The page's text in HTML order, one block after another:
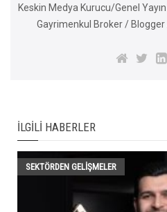
Keskin Medya Kurucu/Genel
Gayrimenkul Broker /
İLGILI HABERLER
SEKTÖRDEN GELIŞMELER